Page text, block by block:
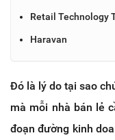
Retail Technology
Haravan
Đó là lý do tại sao
mà mỗi nhà bán lẻ
đoạn đường kinh